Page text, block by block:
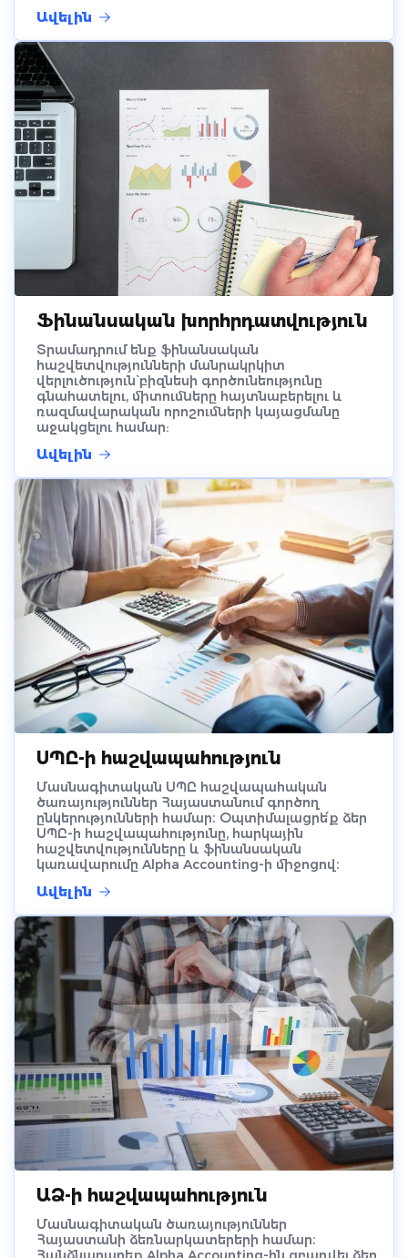
Ավելին
Ֆինանսական խորհրդատվություն
Տրամադրում ենք ֆինանսական
հաշվետվությունների մանրակրկիտ
վերլուծություն` բիզնեսի գործունեությունը
գնահատելու, միտումները հայտնաբերելու և
ռազմավարական որոշումների կայացմանը
աջակցելու համար:
Ավելին
ՍՊԸ-ի հաշվապահություն
Մասնագիտական ՍՊԸ հաշվապահական
ծառայություններ Հայաստանում գործող
ընկերությունների համար։ Օպտիմալացրե՛ք ձեր
ՍՊԸ-ի հաշվապահությունը, հարկային
հաշվետվությունները և ֆինանսական
կառավարումը Alpha Accounting-ի միջոցով։
Ավելին
ԱՁ-ի հաշվապահություն
Մասնագիտական ծառայություններ
Հայաստանի ձեռնարկատերերի համար։